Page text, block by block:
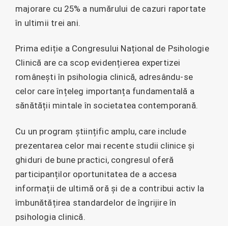
majorare cu 25% a numărului de cazuri raportate
în ultimii trei ani.
Prima ediție a Congresului Național de Psihologie
Clinică are ca scop evidențierea expertizei
românești în psihologia clinică, adresându-se
celor care înțeleg importanța fundamentală a
sănătății mintale în societatea contemporană.
Cu un program științific amplu, care include
prezentarea celor mai recente studii clinice și
ghiduri de bune practici, congresul oferă
participanților oportunitatea de a accesa
informații de ultimă oră și de a contribui activ la
îmbunătățirea standardelor de îngrijire în
psihologia clinică.